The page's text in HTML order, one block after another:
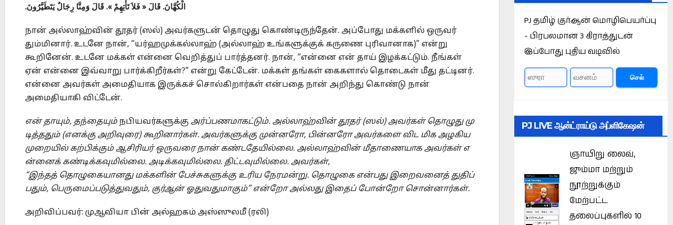
الْكُهَّانَ. قَالَ « فَلاَ تَأْتِهِمْ ». قَالَ وَمِنَّا رِجَالٌ يَتَطَيَّرُونَ.
நான் அல்லாஹ்வின் தூதர் (ஸல்) அவர்களுடன் தொழுது கொண்டிருந்தேன். அப்போது மக்களில் ஒருவர்
தும்மினார். உடனே நான், “யர்ஹமுக்கல்லாஹ் (அல்லாஹ் உங்களுக்குக் கருணை புரிவானாக)” என்று
கூறினேன். உடனே மக்கள் என்னை வெறித்துப் பார்த்தனர். நான், “என்னை என் தாய் இழக்கட்டும். நீங்கள்
ஏன் என்னை இவ்வாறு பார்க்கிறீர்கள்?” என்று கேட்டேன். மக்கள் தங்கள் கைகளால் தொடைகள் மீது தட்டினர்.
என்னை அவர்கள் அமைதியாக இருக்கச் சொல்கிறார்கள் என்பதை நான் அறிந்து கொண்டு நான்
அமைதியாகி விட்டேன்.
என் தாயும், தந்தையும் நபியவர்களுக்கு அர்ப்பணமாகட்டும். அல்லாஹ்வின் தூதர்(ஸல்)அவர்கள் தொழுது மு
டித்ததும் (எனக்கு அறிவுரை) கூறினார்கள். அவர்களுக்கு முன்னரோ, பின்னரோ அவர்களை விட மிக அழகிய
முறையில் கற்பிக்கும் ஆசிரியர் ஒருவரை நான் கண்டதேயில்லை. அல்லாஹ்வின் மீதாணையாக அவர்கள் எ
ன்னைக் கண்டிக்கவுமில்லை. அடிக்கவுமில்லை. திட்டவுமில்லை. அவர்கள்,
“இந்தத் தொழுகையானது மக்களின் பேச்சுகளுக்கு உரிய நேரமன்று. தொழுகை என்பது இறைவனைத் துதிப்
பதும், பெருமைப்படுத்துவதும், குர்ஆன் ஓதுவதுமாகும்” என்றோ அல்லது இதைப் போன்றோ சொன்னார்கள்.
அறிவிப்பவர்: முஆவியா பின் அல்ஹகம் அஸ்ஸுலமீ (ரலி)
PJ தமிழ் குர்ஆன் மொழிபெயர்ப்பு
- பிரபலமான 3 கிராத்துடன்
இப்போது புதிய வடிவில்
செல்
PJ LIVE ஆன்ட்ராய்டு அப்ளிகேஷன்
ஞாயிறு லைவ்,
ஜும்மா மற்றும்
நூற்றுக்கும்
மேற்பட்ட
தலைப்புகளில் 10